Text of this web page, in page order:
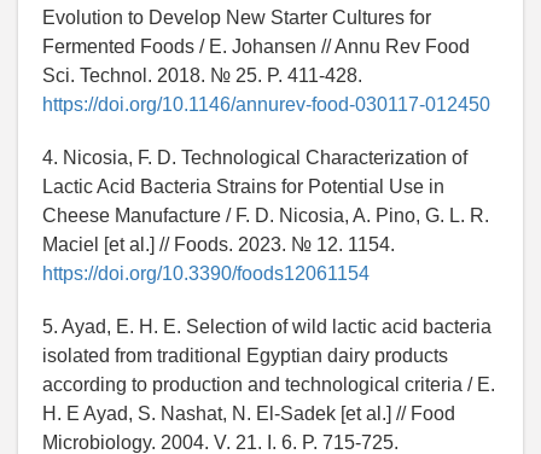
Evolution to Develop New Starter Cultures for
Fermented Foods / E. Johansen // Annu Rev Food
Sci. Technol. 2018. № 25. P. 411-428.
https://doi.org/10.1146/annurev-food-030117-012450
4. Nicosia, F. D. Technological Characterization of
Lactic Acid Bacteria Strains for Potential Use in
Cheese Manufacture / F. D. Nicosia, A. Pino, G. L. R.
Maciel [et al.] // Foods. 2023. № 12. 1154.
https://doi.org/10.3390/foods12061154
5. Ayad, E. H. E. Selection of wild lactic acid bacteria
isolated from traditional Egyptian dairy products
according to production and technological criteria / E.
H. E Ayad, S. Nashat, N. El-Sadek [et al.] // Food
Microbiology. 2004. V. 21. I. 6. P. 715-725.